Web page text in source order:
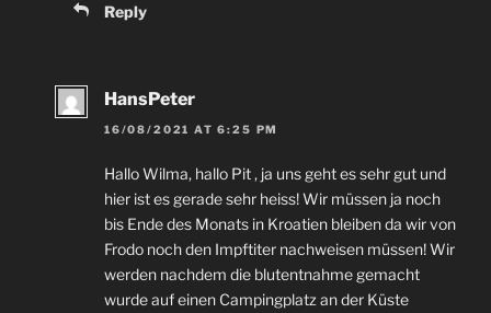
Reply
HansPeter
16/08/2021 AT 6:25 PM
Hallo Wilma, hallo Pit , ja uns geht es sehr gut und
hier ist es gerade sehr heiss!Wir müssen ja noch
bis Ende des Monats in Kroatien bleiben da wir von
Frodo noch den Impftiter nachweisen müssen!Wir
werden nachdem die blutentnahme gemacht
wurde auf einen Campingplatz an der Küste